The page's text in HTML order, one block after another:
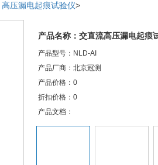
高压漏电起痕试验仪>
产品名称：交直流高压漏电起痕
产品型号：NLD-AI
产品厂商：北京冠测
产品价格：0
折扣价格：0
产品文档：